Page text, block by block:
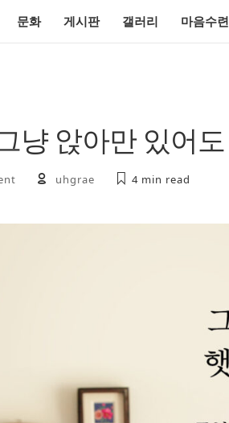
문화 게시판 갤러리 마음수
냥 앉아만 있어
uhgrae 4 min read